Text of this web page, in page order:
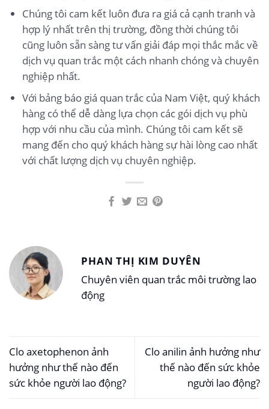
Chúng tôi cam kết luôn đưa ra giá cả cạnh tranh và
hợp lý nhất trên thị trường, đồng thời chúng tôi
cũng luôn sẵn sàng tư vấn giải đáp mọi thắc mắc về
dịch vụ quan trắc một cách nhanh chóng và chuyên
nghiệp nhất.
Với bảng báo giá quan trắc của Nam Việt, quý khách
hàng có thể dễ dàng lựa chọn các gói dịch vụ phù
hợp với nhu cầu của mình. Chúng tôi cam kết sẽ
mang đến cho quý khách hàng sự hài lòng cao nhất
với chất lượng dịch vụ chuyên nghiệp.
PHAN THỊ KIM DUYÊN
Chuyên viên quan trắc môi trường lao
động
Clo axetophenon ảnh
hưởng như thế nào đến
sức khỏe người lao động?
Clo anilin ảnh hưởng như
thế nào đến sức khỏe
người lao động?